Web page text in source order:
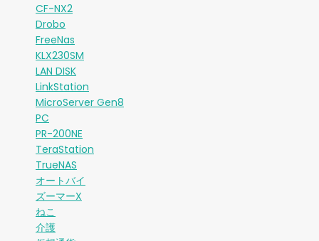
CF-NX2
Drobo
FreeNas
KLX230SM
LAN DISK
LinkStation
MicroServer Gen8
PC
PR-200NE
TeraStation
TrueNAS
オートバイ
ズーマーX
ねこ
介護